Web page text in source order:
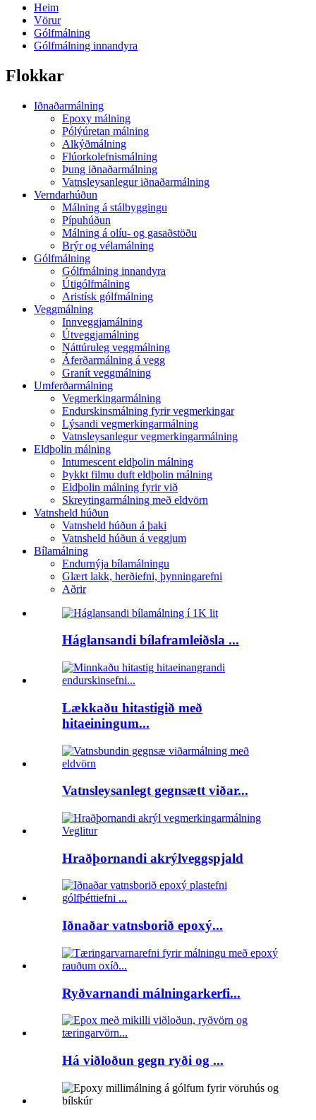
Heim
Vörur
Gólfmálning
Gólfmálning innandyra
Flokkar
Iðnaðarmálning
Epoxy málning
Pólýúretan málning
Alkýðmálning
Flúorkolefnismálning
Þung iðnaðarmálning
Vatnsleysanlegur iðnaðarmálning
Verndarhúðun
Málning á stálbyggingu
Pípuhúðun
Málning á olíu- og gasaðstöðu
Brýr og vélamálning
Gólfmálning
Gólfmálning innandyra
Útigólfmálning
Aristísk gólfmálning
Veggmálning
Innveggjamálning
Útveggjamálning
Náttúruleg veggmálning
Áferðarmálning á vegg
Granít veggmálning
Umferðarmálning
Vegmerkingarmálning
Endurskinsmálning fyrir vegmerkingar
Lýsandi vegmerkingarmálning
Vatnsleysanlegur vegmerkingarmálning
Eldþolin málning
Intumescent eldþolin málning
Þykkt filmu duft eldþolin málning
Eldþolin málning fyrir við
Skreytingarmálning með eldvörn
Vatnsheld húðun
Vatnsheld húðun á þaki
Vatnsheld húðun á veggjum
Bílamálning
Endurnýja bílamálningu
Glært lakk, herðiefni, þynningarefni
Aðrir
Háglansandi bílaframleiðsla ...
Lækkaðu hitastigið með
hitaeiningum...
Vatnsleysanlegt gegnsætt viðar...
Hraðþornandi akrýlveggspjald
Iðnaðar vatnsborið epoxý...
Ryðvarnandi málningarkerfi...
Há viðloðun gegn ryði og ...